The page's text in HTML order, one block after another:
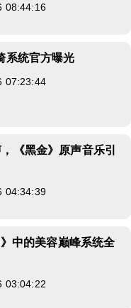
08:44:16
系统官方曝光
07:23:44
《黑金》原声音乐引
04:34:39
中的美容巅峰系统全
03:04:22